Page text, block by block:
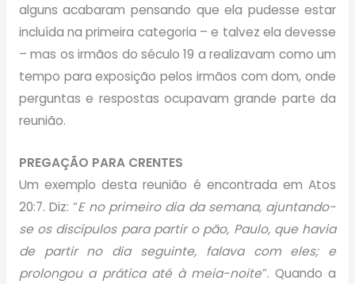
alguns acabaram pensando que ela pudesse estar
incluída na primeira categoria – e talvez ela devesse
– mas os irmãos do século 19 a realizavam como um
tempo para exposição pelos irmãos com dom, onde
perguntas e respostas ocupavam grande parte da
reunião.
PREGAÇÃO PARA CRENTES
Um exemplo desta reunião é encontrada em Atos
20:7. Diz: “E no primeiro dia da semana, ajuntando-
se os discípulos para partir o pão, Paulo, que havia
de partir no dia seguinte, falava com eles; e
prolongou a prática até à meia-noite”. Quando a